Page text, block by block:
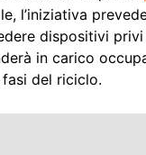
l’iniziativa
dispositivi
in carico
del riciclo.